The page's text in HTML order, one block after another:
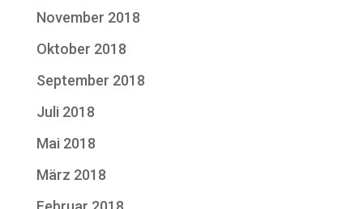
November 2018
Oktober 2018
September 2018
Juli 2018
Mai 2018
März 2018